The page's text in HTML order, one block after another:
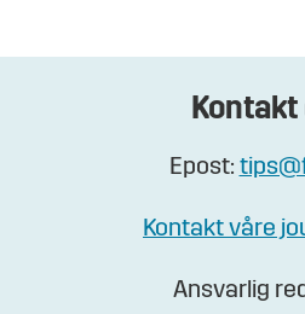
Kontakt
Epost:
Kontakt våre
Ansvarlig